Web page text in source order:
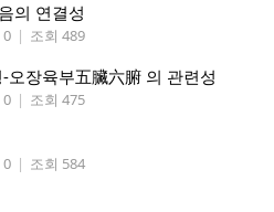
의 연결성
0 | 조회 489
장육부五臟六腑 의 관련성
0 | 조회 475
0 | 조회 584